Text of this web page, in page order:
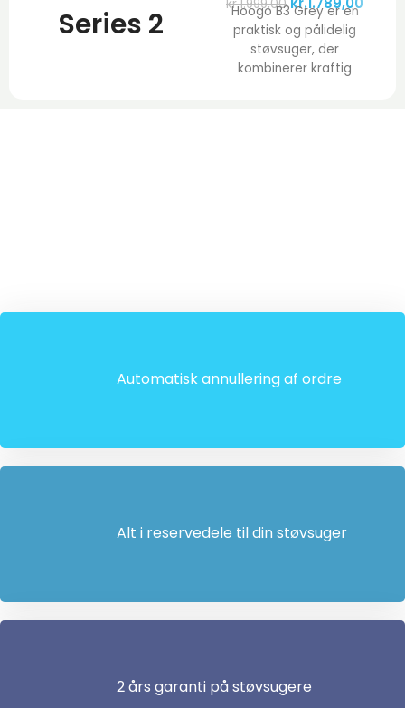
Series 2
kr.1.999,00
Hoogo B3 Grey er en
praktisk og pålidelig
støvsuger, der
kombinerer kraftig
Automatisk annullering af ordre
Alt i reservedele til din støvsuger
2 års garanti på støvsugere